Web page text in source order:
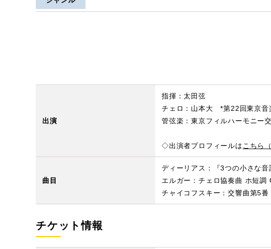
出演
指揮：太田弦
チェロ：山本大 *第22回東京音
管弦楽：東京フィルハーモニー
◇出演者プロフィールはこちら
曲目
ディーリアス：『3つの小さな音
エルガー：チェロ協奏曲 ホ短調
チャイコフスキー：交響曲第5
チケット情報